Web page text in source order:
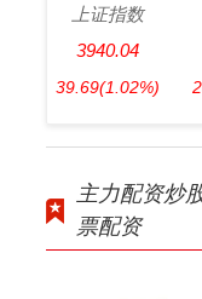
上证指数
3940.04
39.69(1.02%)
主力配资炒
票配资